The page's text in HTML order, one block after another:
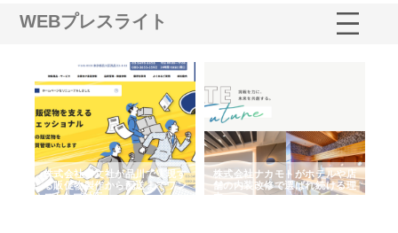
WEBプレスライト
株式会社耕文社が品川で実現す
る販促物製作から配送までワン
ストップ対応
株式会社ナカモトがホテルや店
舗の内装改修で選ばれ続ける理
由